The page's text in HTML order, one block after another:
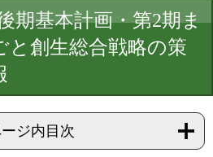
期基本計画・第2期ま
と創生総合戦略の策
ジ内目次